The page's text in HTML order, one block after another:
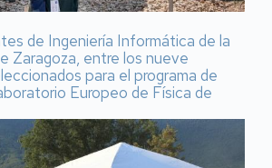
de Ingeniería Informática de la
Zaragoza, entre los nueve
para el programa de
Europeo de Física de